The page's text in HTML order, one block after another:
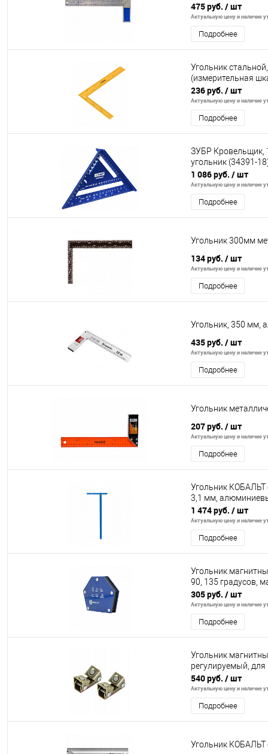
475 руб. / шт
Актуальную цену и наличие
Подробнее
Угольник
(измерительная
236 руб. / шт
Актуальную цену и наличие
Подробнее
ЗУБР Кровельщик,
угольник (34391-
1 086 руб. / шт
Актуальную цену и наличие
Подробнее
Угольник 300мм
134 руб. / шт
Актуальную цену и наличие
Подробнее
Угольник, 350 мм,
435 руб. / шт
Актуальную цену и наличие
Подробнее
Угольник
207 руб. / шт
Актуальную цену и наличие
Подробнее
Угольник
3,1 мм,
1 474 руб. / шт
Актуальную цену и наличие
Подробнее
Угольник
90, 135 градусов,
305 руб. / шт
Актуальную цену и наличие
Подробнее
Угольник
регулируемый, для
540 руб. / шт
Актуальную цену и наличие
Подробнее
Угольник